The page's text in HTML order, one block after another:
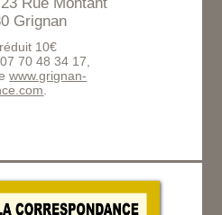
Grignan
10€
70 48 34 17,
www.grignan-